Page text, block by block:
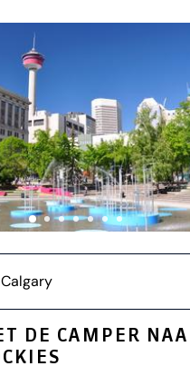
Calgary
DE CAMPER